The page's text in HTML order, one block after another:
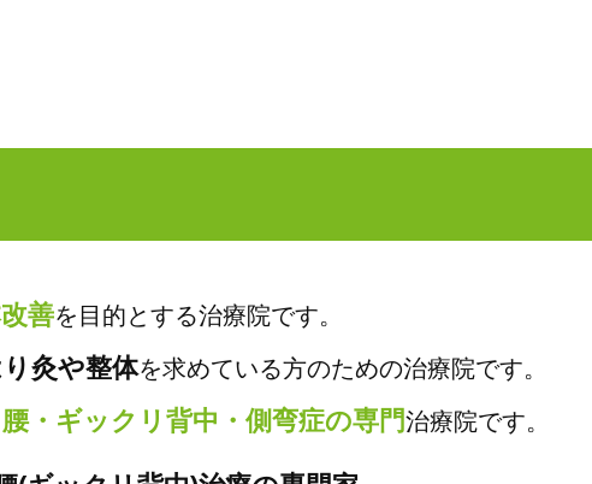
善を目的とする治療院です。
灸や整体を求めている方のための治療院です。
・ギックリ背中・側弯症の専門治療院です。